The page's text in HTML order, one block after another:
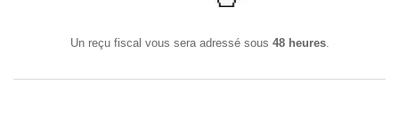
Un reçu fiscal vous sera adressé sous 48 heures.